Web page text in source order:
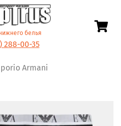
белья
288-00-35
Armani